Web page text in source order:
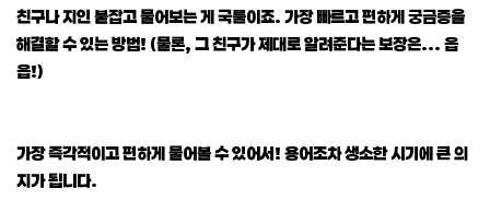
친구나 지인 붙잡고 물어보는 게 국룰이죠. 가장 빠르고 편하게 궁금증을
해결할 수 있는 방법! (물론, 그 친구가 제대로 알려준다는 보장은... 읍
읍!)
가장 즉각적이고 편하게 물어볼 수 있어서! 용어조차 생소한 시기에 큰 의
지가 됩니다.